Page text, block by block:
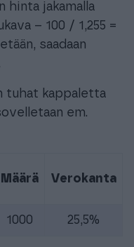
hinta jakamalla
– 100 / 1,255 =
saadaan
tuhat kappaletta
em.
Määrä Verokanta
1000 25,5%